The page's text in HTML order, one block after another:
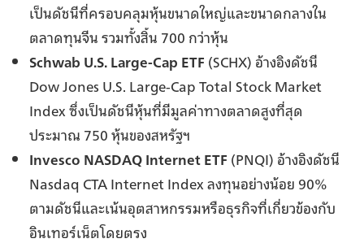
เป็นดัชนีที่ครอบคลุมหุ้นขนาดใหญ่และขนาดกลางใน
ตลาดทุนจีน รวมทั้งสิ้น 700 กว่าหุ้น
Schwab U.S. Large-Cap ETF (SCHX) อ้างอิงดัชนี
Dow Jones U.S. Large-Cap Total Stock Market
Index ซึ่งเป็นดัชนีหุ้นที่มีมูลค่าทางตลาดสูงที่สุด
ประมาณ 750 หุ้นของสหรัฐฯ
Invesco NASDAQ Internet ETF (PNQI) อ้างอิงดัชนี
Nasdaq CTA Internet Index ลงทุนอย่างน้อย 90%
ตามดัชนีและเน้นอุตสาหกรรมหรือธุรกิจที่เกี่ยวข้องกับ
อินเทอร์เน็ตโดยตรง